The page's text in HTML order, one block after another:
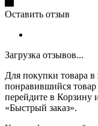
Оставить отзыв
Загрузка отзывов...
Для покупки товара
понравившийся товар
перейдите в Корзину
«Быстрый заказ».